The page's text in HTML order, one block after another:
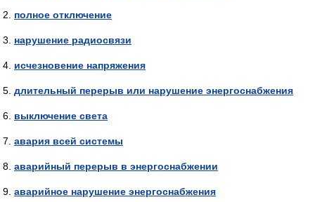
полное отключение
нарушение радиосвязи
исчезновение напряжения
длительный перерыв или нарушение энергоснабжения
выключение света
авария всей системы
аварийный перерыв в энергоснабжении
аварийное нарушение энергоснабжения